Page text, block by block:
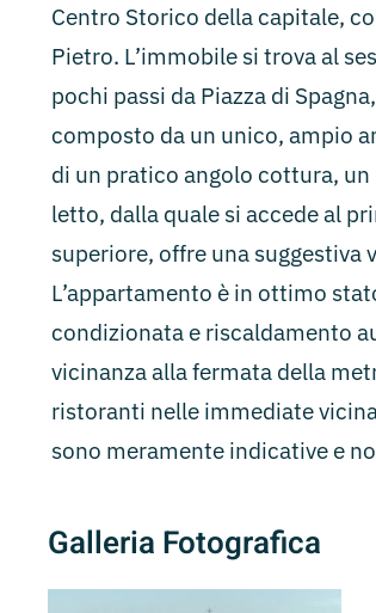
Centro Storico della capitale,
Pietro. L’immobile si trova al
pochi passi da Piazza di
composto da un unico, ampio
di un pratico angolo cottura,
letto, dalla quale si accede al
superiore, offre una
L’appartamento è in ottimo
condizionata e riscaldamento
vicinanza alla fermata della
ristoranti nelle immediate
sono meramente indicative e
Galleria Fotografica